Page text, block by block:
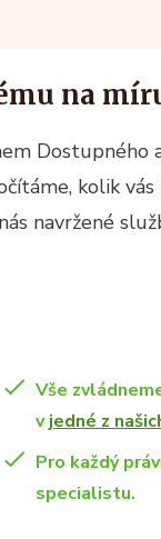
na
Dostupného
kolik
navržené
Vše
vjedné z
Pro každý
specialistu.